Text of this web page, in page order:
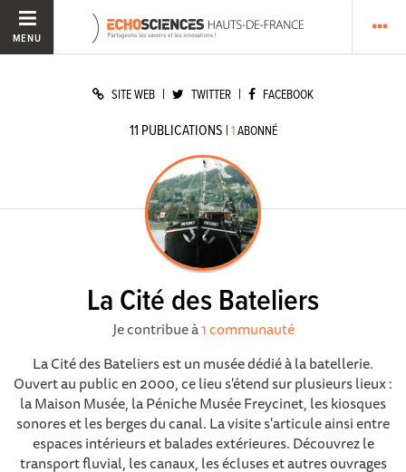
MENU
SITE WEB | TWITTER | FACEBOOK
11 PUBLICATIONS | 1ABONNÉ
La Cité des Bateliers
Je contribue à1 communauté
La Cité des Bateliers est un musée dédié à la batellerie.
Ouvert au public en 2000, ce lieu s'étend sur plusieurs lieux :
la Maison Musée, la Péniche Musée Freycinet, les kiosques
sonores et les berges du canal. La visite s'articule ainsi entre
espaces intérieurs et balades extérieures. Découvrez le
transport fluvial, les canaux, les écluses et autres ouvrages